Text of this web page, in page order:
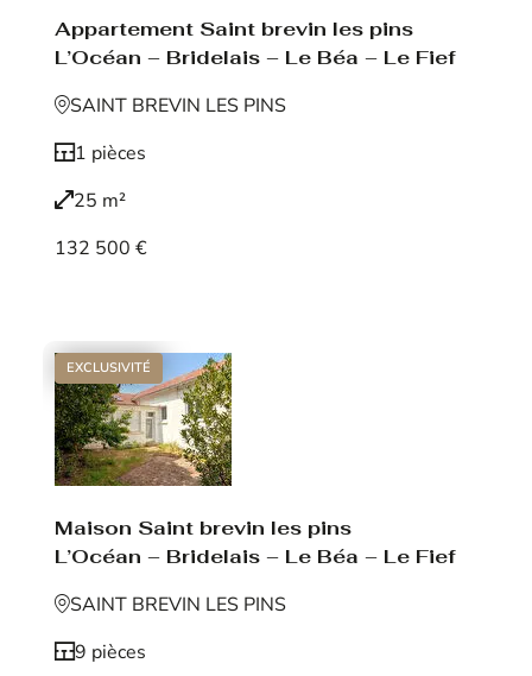
Appartement Saint brevin les pins
L’Océan – Bridelais – Le Béa – Le Fief
SAINT BREVIN LES PINS
1 pièces
25 m²
132 500 €
EXCLUSIVITÉ
Maison Saint brevin les pins
L’Océan – Bridelais – Le Béa – Le Fief
SAINT BREVIN LES PINS
9 pièces